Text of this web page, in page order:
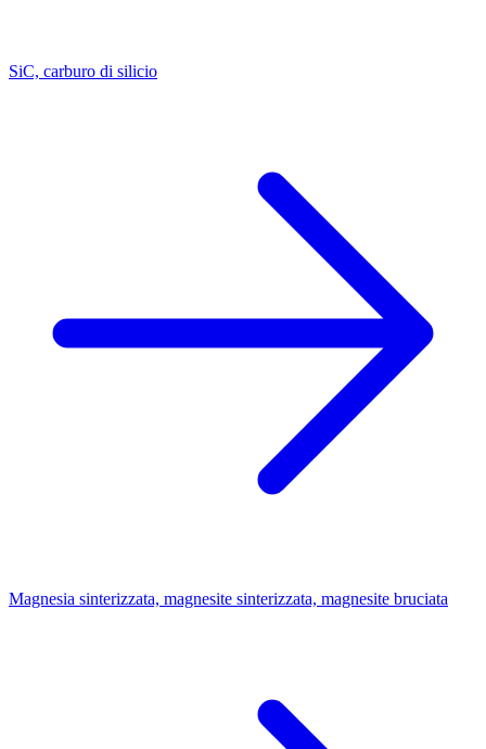
SiC, carburo di silicio
Magnesia sinterizzata, magnesite sinterizzata, magnesite bruciata